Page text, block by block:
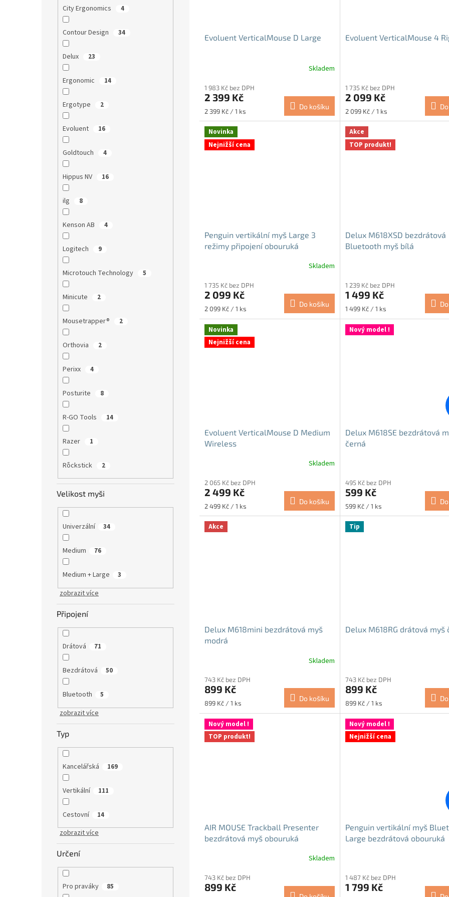
City Ergonomics 4
Contour Design 34
Delux 23
Ergonomic 14
Ergotype 2
Evoluent 16
Goldtouch 4
Hippus NV 16
ilg 8
Kenson AB 4
Logitech 9
Microtouch Technology 5
Minicute 2
Mousetrapper® 2
Orthovia 2
Perixx 4
Posturite 8
R-GO Tools 14
Razer 1
Rὅckstick 2
Velikost myši
Univerzální 34
Medium 76
Medium + Large 3
zobrazit více
Připojení
Drátová 71
Bezdrátová 50
Bluetooth 5
zobrazit více
Typ
Kancelářská 169
Vertikální 111
Cestovní 14
zobrazit více
Určení
Pro praváky 85
Evoluent VerticalMouse D Large
produktu
je
5,0
5
hvězdiček.
Skladem
1 983 Kč bez DPH
2 399 Kč
Měrná
cena:
2 399 Kč / 1 ks
Do košíku
Evoluent VerticalMouse 4
produktu
je
5,0
5
hvězdiček.
1 735 Kč bez DPH
2 099 Kč
Měrná
cena:
2 099 Kč / 1 ks
Novinka
Nejnižší cena
Penguin vertikální myš Large 3
režimy připojení obouruká
produktu
je
5,0
5
hvězdiček.
Skladem
1 735 Kč bez DPH
2 099 Kč
Měrná
2 099 Kč / 1 ks
Do košíku
Akce
TOP produkt!
Delux M618XSD bezdrátová
Bluetooth myš bílá
produktu
je
4,7
5
hvězdiček.
1 239 Kč bez DPH
1 499 Kč
Měrná
1 499 Kč / 1 ks
Novinka
Nejnižší cena
Evoluent VerticalMouse D Medium
Wireless
produktu
je
5,0
5
hvězdiček.
Skladem
2 065 Kč bez DPH
2 499 Kč
Měrná
cena:
2 499 Kč / 1 ks
Do košíku
Nový model !
Delux M618SE bezdrátová
černá
495 Kč bez DPH
599 Kč
Měrná
cena:
599 Kč / 1 ks
Akce
Delux M618mini bezdrátová myš
modrá
produktu
je
5,0
5
hvězdiček.
Skladem
743 Kč bez DPH
899 Kč
Měrná
cena:
899 Kč / 1 ks
Do košíku
Tip
Delux M618RG drátová myš
produktu
je
4,8
5
hvězdiček.
743 Kč bez DPH
899 Kč
Měrná
cena:
899 Kč / 1 ks
Nový model !
TOP produkt!
AIR MOUSE Trackball Presenter
bezdrátová myš obouruká
produktu
je
Skladem
743 Kč bez DPH
899 Kč
Nový model !
Nejnižší cena
Penguin vertikální myš
Large bezdrátová obouruká
1 487 Kč bez DPH
1 799 Kč